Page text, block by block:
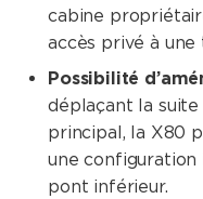
cabine
accès privé à
Possibilité
déplaçant la
principal, la X80
une configuration
pont inférieur.